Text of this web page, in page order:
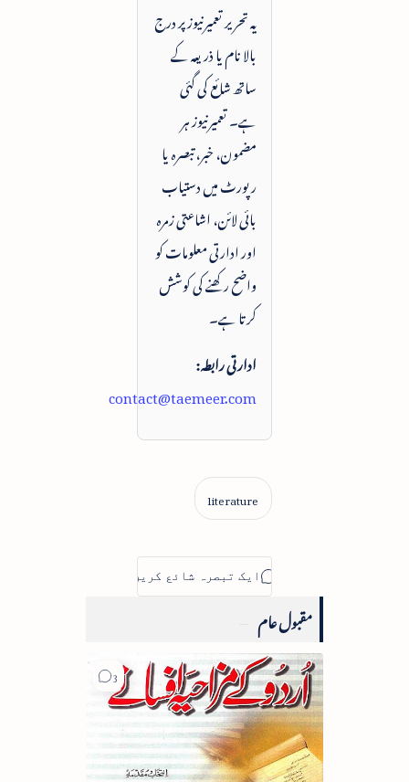
یہ تحریر تعمیرنیوز پر درج
بالا نام یا ذریعہ کے
ساتھ شائع کی گئی
ہے۔ تعمیرنیوز ہر
مضمون، خبر، تبصرہ یا
رپورٹ میں دستیاب
بائی لائن، اشاعتی زمرہ
اور ادارتی معلومات کو
واضح رکھنے کی کوشش
کرتا ہے۔
ادارتی رابطہ:
contact@taemeer.com
مقبول عام